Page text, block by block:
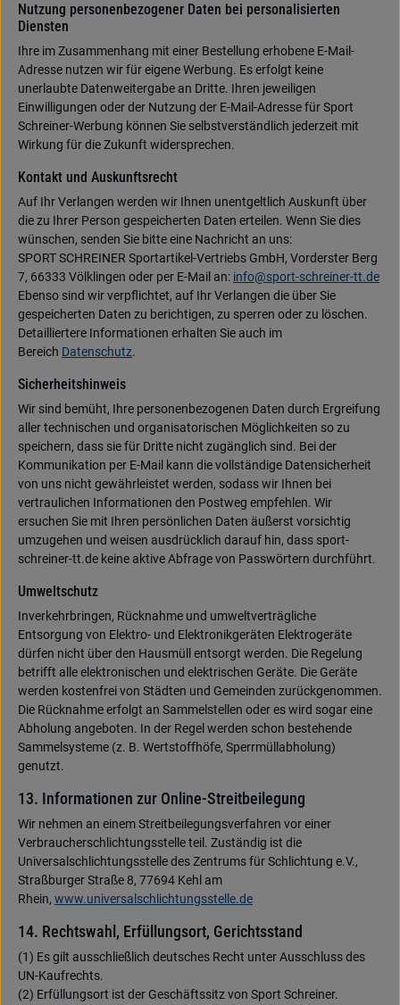
Nutzung personenbezogener Daten bei personalisierten
Diensten
Ihre im Zusammenhang mit einer Bestellung erhobene E-Mail-
Adresse nutzen wir für eigene Werbung. Es erfolgt keine
unerlaubte Datenweitergabe an Dritte. Ihren jeweiligen
Einwilligungen oder der Nutzung der E-Mail-Adresse für Sport
Schreiner-Werbung können Sie selbstverständlich jederzeit mit
Wirkung für die Zukunft widersprechen.
Kontakt und Auskunftsrecht
Auf Ihr Verlangen werden wir Ihnen unentgeltlich Auskunft über
die zu Ihrer Person gespeicherten Daten erteilen. Wenn Sie dies
wünschen, senden Sie bitte eine Nachricht an uns:
SPORT SCHREINER Sportartikel-Vertriebs GmbH, Vorderster Berg
7, 66333 Völklingen oder per E-Mail an: info@sport-schreiner-tt.de
Ebenso sind wir verpflichtet, auf Ihr Verlangen die über Sie
gespeicherten Daten zu berichtigen, zu sperren oder zu löschen.
Detailliertere Informationen erhalten Sie auch im
Bereich Datenschutz.
Sicherheitshinweis
Wir sind bemüht, Ihre personenbezogenen Daten durch Ergreifung
aller technischen und organisatorischen Möglichkeiten so zu
speichern, dass sie für Dritte nicht zugänglich sind. Bei der
Kommunikation per E-Mail kann die vollständige Datensicherheit
von uns nicht gewährleistet werden, sodass wir Ihnen bei
vertraulichen Informationen den Postweg empfehlen. Wir
ersuchen Sie mit Ihren persönlichen Daten äußerst vorsichtig
umzugehen und weisen ausdrücklich darauf hin, dass sport-
schreiner-tt.de keine aktive Abfrage von Passwörtern durchführt.
Umweltschutz
Inverkehrbringen, Rücknahme und umweltverträgliche
Entsorgung von Elektro- und Elektronikgeräten Elektrogeräte
dürfen nicht über den Hausmüll entsorgt werden. Die Regelung
betrifft alle elektronischen und elektrischen Geräte. Die Geräte
werden kostenfrei von Städten und Gemeinden zurückgenommen.
Die Rücknahme erfolgt an Sammelstellen oder es wird sogar eine
Abholung angeboten. In der Regel werden schon bestehende
Sammelsysteme (z. B. Wertstoffhöfe, Sperrmüllabholung)
genutzt.
13. Informationen zur Online-Streitbeilegung
Wir nehmen an einem Streitbeilegungsverfahren vor einer
Verbraucherschlichtungsstelle teil. Zuständig ist die
Universalschlichtungsstelle des Zentrums für Schlichtung e.V.,
Straßburger Straße 8, 77694 Kehl am
Rhein, www.universalschlichtungsstelle.de
14. Rechtswahl, Erfüllungsort, Gerichtsstand
(1) Es gilt ausschließlich deutsches Recht unter Ausschluss des
UN-Kaufrechts.
(2) Erfüllungsort ist der Geschäftssitz von Sport Schreiner.